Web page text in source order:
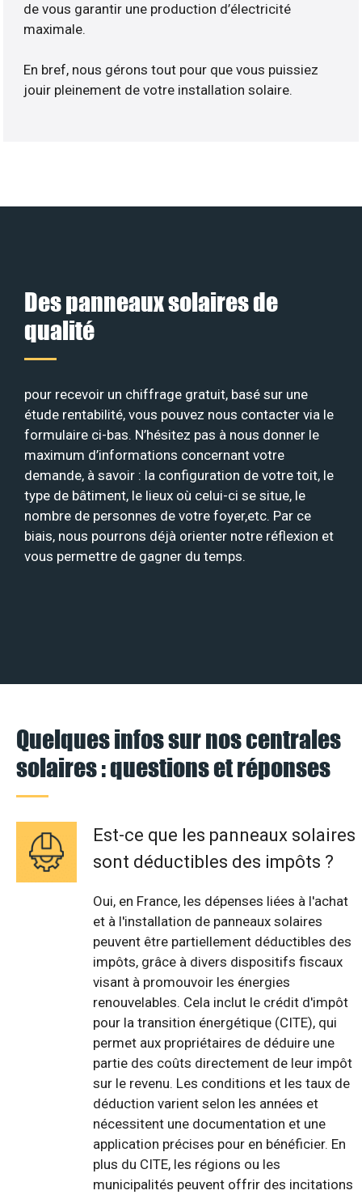
de vous garantir une production d’électricité
maximale.
En bref, nous gérons tout pour que vous puissiez
jouir pleinement de votre installation solaire.
Des panneaux solaires de
qualité
pour recevoir un chiffrage gratuit, basé sur une
étude rentabilité, vous pouvez nous contacter via le
formulaire ci-bas. N’hésitez pas à nous donner le
maximum d’informations concernant votre
demande, à savoir : la configuration de votre toit, le
type de bâtiment, le lieux où celui-ci se situe, le
nombre de personnes de votre foyer,etc. Par ce
biais, nous pourrons déjà orienter notre réflexion et
vous permettre de gagner du temps.
Quelques infos sur nos centrales
solaires : questions et réponses
Est-ce que les panneaux solaires
sont déductibles des impôts ?
Oui, en France, les dépenses liées à l'achat
et à l'installation de panneaux solaires
peuvent être partiellement déductibles des
impôts, grâce à divers dispositifs fiscaux
visant à promouvoir les énergies
renouvelables. Cela inclut le crédit d'impôt
pour la transition énergétique (CITE), qui
permet aux propriétaires de déduire une
partie des coûts directement de leur impôt
sur le revenu. Les conditions et les taux de
déduction varient selon les années et
nécessitent une documentation et une
application précises pour en bénéficier. En
plus du CITE, les régions ou les
municipalités peuvent offrir des incitations